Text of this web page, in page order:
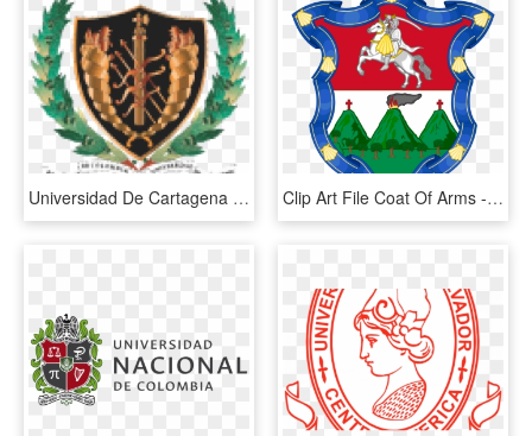
Universidad De Cartagena - Escudo De La Universidad Cartagena, HD Png Download Clip Art File Coat Of Arms - Escudo De La Antigua Guatemala, HD Png Download